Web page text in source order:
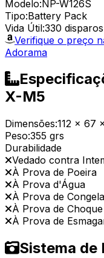
Modelo:NP-W126S
Tipo:Battery Pack
Vida Útil:330 disparos
Verifique o preço
Adorama
X-M5
Dimensões:112 x 67
Peso:355 grs
Durabilidade
Vedado contra
À Prova de Poeira
À Prova d'Água
À Prova de
À Prova de Choque
À Prova de
Sistema de